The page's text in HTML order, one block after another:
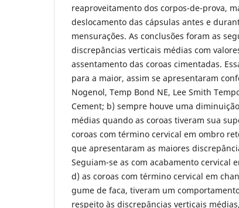
reaproveitamento dos corpos-de-prova,
deslocamento das cápsulas antes e
mensurações. As conclusões foram as
discrepâncias verticais médias com
assentamento das coroas cimentadas.
para a maior, assim se apresentaram
Nogenol, Temp Bond NE, Lee Smith
Cement; b) sempre houve uma
médias quando as coroas tiveram sua
coroas com término cervical em ombro
que apresentaram as maiores
Seguiam-se as com acabamento cervical
d) as coroas com término cervical em
gume de faca, tiveram um
respeito às discrepâncias verticais